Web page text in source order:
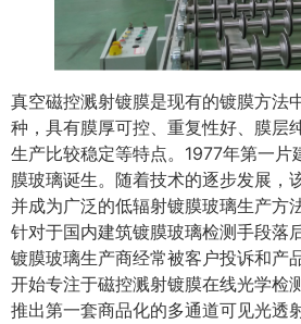
真空磁控溅射镀膜是现有的镀膜方法
种，具有膜厚可控、重复性好、膜层
生产比较稳定等特点。1977年第一片
膜玻璃诞生。随着技术的逐步发展，
并成为广泛的低辐射镀膜玻璃生产方
针对于国内建筑镀膜玻璃检测手段落
镀膜玻璃生产商经常被客户投诉和产
开始专注于磁控溅射镀膜在线光学检
推出第一套商品化的多通道可见光透